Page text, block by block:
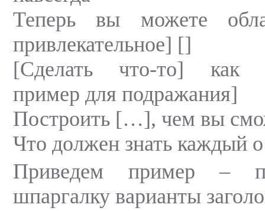
Теперь вы можете
привлекательное] []
[Сделать что-то] как
пример для подражания]
Построить […], чем вы
Что должен знать каждый
Приведем пример –
шпаргалку варианты